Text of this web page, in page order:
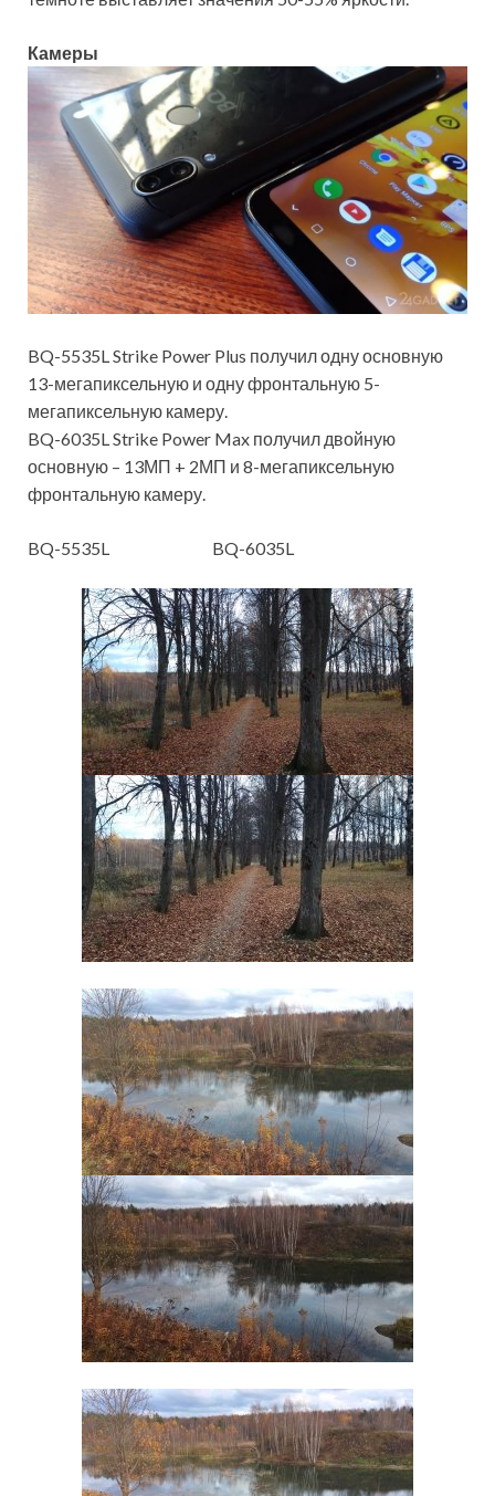
Камеры
BQ-5535L Strike Power Plus получил одну основную
13-мегапиксельную и одну фронтальную 5-
мегапиксельную камеру.
BQ-6035L Strike Power Max получил двойную
основную – 13МП + 2МП и 8-мегапиксельную
фронтальную камеру.
BQ-5535L BQ-6035L